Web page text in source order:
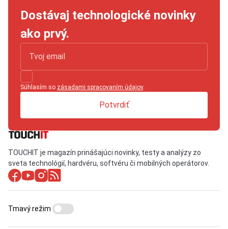
Dostávaj technologické novinky
ako prvý.
Súhlasím so zásadami spracovaním údajov.
Potvrdiť
TOUCHIT je magazín prinášajúci novinky, testy a analýzy zo
sveta technológií, hardvéru, softvéru či mobilných operátorov.
Tmavý režim